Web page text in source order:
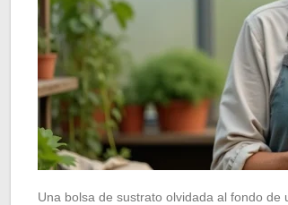
Una bolsa de sustrato olvidada al fondo de